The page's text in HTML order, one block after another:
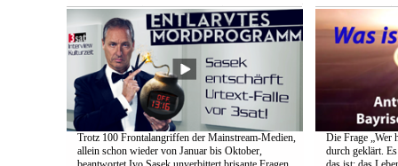
Trotz 100 Frontalangriffen der Mainstream-Medien,
allein schon wieder von Januar bis Oktober,
Die Frage „Wer
durch geklärt.